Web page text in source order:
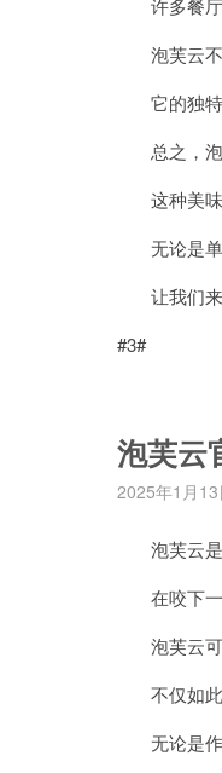
许多餐厅
泡芙云不
它的独特
总之，泡
这种美味
无论是单
让我们来
#3#
泡芙云
2025年1月13
泡芙云是
在咬下一
泡芙云可
不仅如此
无论是作